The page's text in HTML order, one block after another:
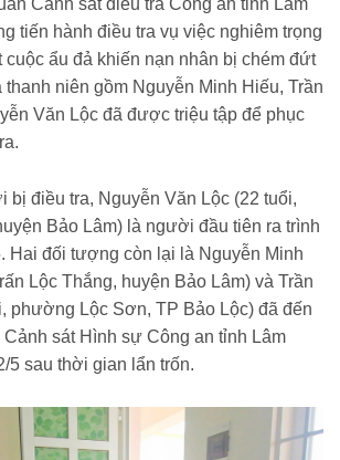
Cảnh sát điều tra Công an tỉnh Lâm
tiến hành điều tra vụ việc nghiêm trọng
cuộc ẩu đả khiến nạn nhân bị chém đứt
thanh niên gồm Nguyễn Minh Hiếu, Trần
Văn Lộc đã được triệu tập để phục
bị điều tra, Nguyễn Văn Lộc (22 tuổi,
Bảo Lâm) là người đầu tiên ra trình
Hai đối tượng còn lại là Nguyễn Minh
Lộc Thắng, huyện Bảo Lâm) và Trần
phường Lộc Sơn, TP Bảo Lộc) đã đến
sát Hình sự Công an tỉnh Lâm
5 sau thời gian lẩn trốn.